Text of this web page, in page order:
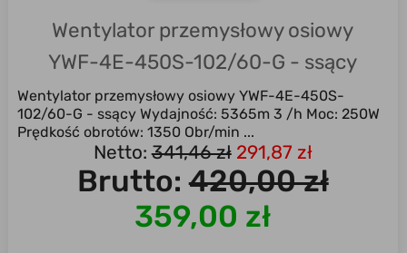
Wentylator przemysłowy osiowy
YWF-4E-450S-102/60-G - ssący
Wentylator przemysłowy osiowy YWF-4E-450S-
102/60-G - ssący Wydajność: 5365m 3 /h Moc: 250W
Prędkość obrotów: 1350 Obr/min ...
Netto:341,46 zł 291,87 zł
Brutto:420,00 zł
359,00 zł